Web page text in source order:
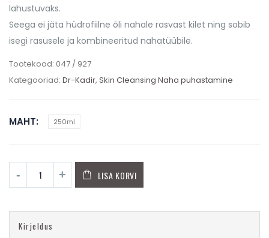
lahustuvaks.
Seega ei jäta hüdrofiilne õli nahale rasvast kilet ning sobib
isegi rasusele ja kombineeritud nahatüübile.
Tootekood: 047 / 927
Kategooriad: Dr-Kadir, Skin Cleansing Naha puhastamine
MAHT 250ml
LISA KORVI
Kirjeldus